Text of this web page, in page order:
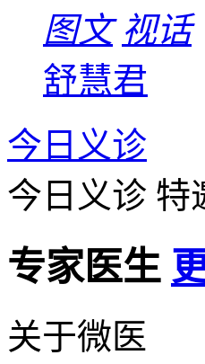
图文 视话
舒慧君
今日义诊
今日义诊 特
专家医生
关于微医